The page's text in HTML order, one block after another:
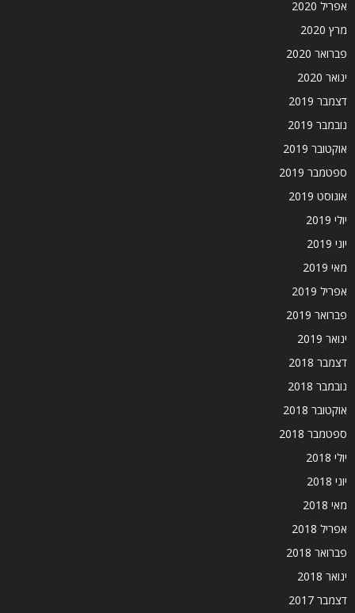
אפריל 2020
מרץ 2020
פברואר 2020
ינואר 2020
דצמבר 2019
נובמבר 2019
אוקטובר 2019
ספטמבר 2019
אוגוסט 2019
יולי 2019
יוני 2019
מאי 2019
אפריל 2019
פברואר 2019
ינואר 2019
דצמבר 2018
נובמבר 2018
אוקטובר 2018
ספטמבר 2018
יולי 2018
יוני 2018
מאי 2018
אפריל 2018
פברואר 2018
ינואר 2018
דצמבר 2017